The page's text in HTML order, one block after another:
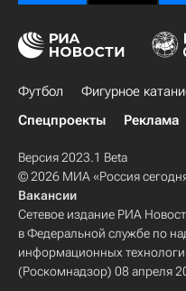
Футбол Фигурное
Спецпроекты
Реклама
Версия 2023.1 Beta
© 2026 МИА «Россия
Вакансии
Сетевое издание РИА
в Федеральной службе по
информационных
(Роскомнадзор) 08 апреля